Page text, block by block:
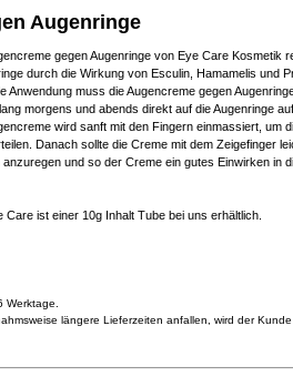
Augenringe
gegen Augenringe von Eye Care Kosmetik
durch die Wirkung von Esculin, Hamamelis und
Anwendung muss die Augencreme gegen
morgens und abends direkt auf die Augenringe
wird sanft mit den Fingern einmassiert, um
Danach sollte die Creme mit dem Zeigefinger
und so der Creme ein gutes Einwirken in
ist einer 10g Inhalt Tube bei uns erhältlich.
Werktage.
längere Lieferzeiten anfallen, wird der